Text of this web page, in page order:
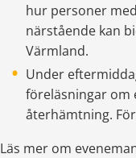
hur personer
närstående kan
Värmland.
Under
föreläsningar om
återhämtning.
Läs mer om